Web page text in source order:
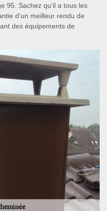
95. Sachez qu'il a tous les
d'un meilleur rendu de
des équipements de